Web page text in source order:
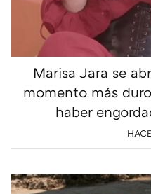
Marisa Jara se
momento más
haber